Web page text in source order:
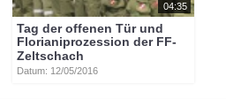
04:35
Tag der offenen Tür und
Florianiprozession der FF-
Zeltschach
Datum: 12/05/2016